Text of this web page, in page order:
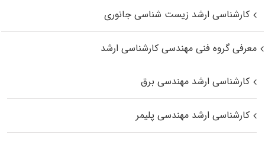
کارشناسی ارشد زیست‌ شناسی جانوری
معرفی گروه فنی مهندسی کارشناسی ارشد
کارشناسی ارشد مهندسی برق
کارشناسی ارشد مهندسی پلیمر